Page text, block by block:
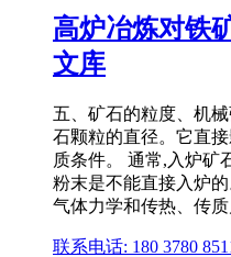
高炉冶炼对铁
文库
五、矿石的粒度、机
石颗粒的直径。它直
质条件。 通常,入炉矿
粉末是不能直接入炉
气体力学和传热、传
联系电话: 180 3780